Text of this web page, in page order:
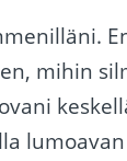
mihin